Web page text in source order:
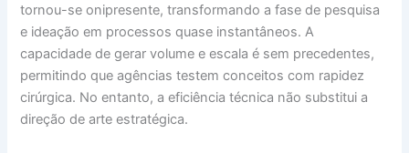
tornou-se onipresente, transformando a fase de pesquisa
e ideação em processos quase instantâneos. A
capacidade de gerar volume e escala é sem precedentes,
permitindo que agências testem conceitos com rapidez
cirúrgica. No entanto, a eficiência técnica não substitui a
direção de arte estratégica.